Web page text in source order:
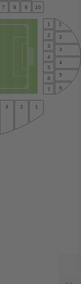
7 8 9 10
1
2
3
1
2
3
4
5
6
1
2
3
4
5
6
7